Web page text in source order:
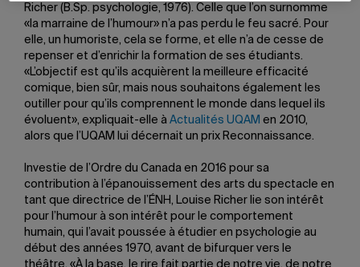
Richer (B.Sp. psychologie, 1976). Celle que l’on surnomme
«la marraine de l’humour» n’a pas perdu le feu sacré. Pour
elle, un humoriste, cela se forme, et elle n’a de cesse de
repenser et d’enrichir la formation de ses étudiants.
«L’objectif est qu’ils acquièrent la meilleure efficacité
comique, bien sûr, mais nous souhaitons également les
outiller pour qu’ils comprennent le monde dans lequel ils
évoluent», expliquait-elle à Actualités UQAM en 2010,
alors que l’UQAM lui décernait un prix Reconnaissance.
Investie de l’Ordre du Canada en 2016 pour sa
contribution à l’épanouissement des arts du spectacle en
tant que directrice de l’ÉNH, Louise Richer lie son intérêt
pour l’humour à son intérêt pour le comportement
humain, qui l’avait poussée à étudier en psychologie au
début des années 1970, avant de bifurquer vers le
théâtre. «À la base, le rire fait partie de notre vie, de notre